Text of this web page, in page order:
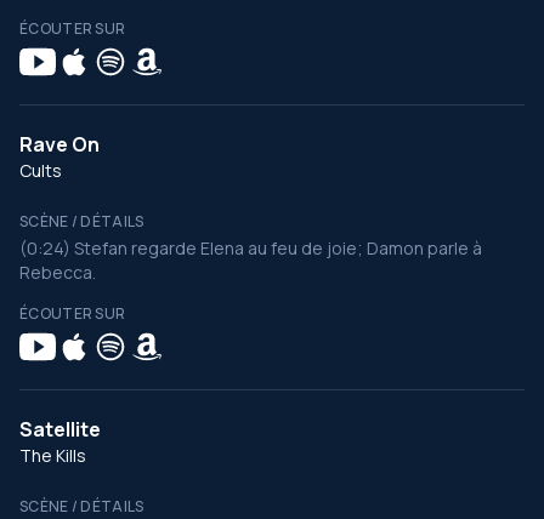
ÉCOUTER SUR
Rave On
Cults
SCÈNE / DÉTAILS
(0:24) Stefan regarde Elena au feu de joie; Damon parle à
Rebecca.
ÉCOUTER SUR
Satellite
The Kills
SCÈNE / DÉTAILS